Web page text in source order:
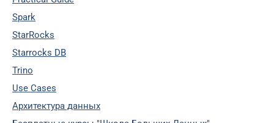
Spark
StarRocks
Starrocks DB
Trino
Use Cases
Архитектура данных